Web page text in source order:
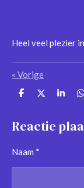
Heel veel plezier
« Vorige
D
e
n
D
l
S
r
e
D
e
n
Reactie
Naam *